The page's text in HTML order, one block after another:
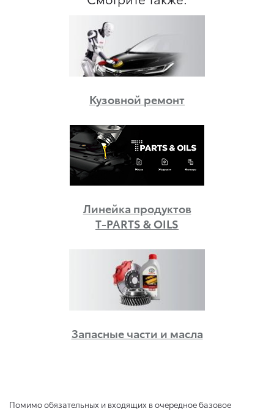
Кузовной ремонт
Линейка продуктов
T-PARTS & OILS
Запасные части и масла
Помимо обязательных и входящих в очередное базовое